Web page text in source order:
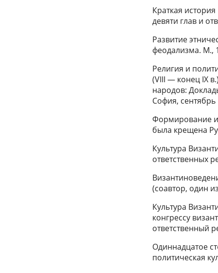
Краткая
девяти глав и
Развитие
феодализма. М.,
Религия и
(VIII — конец IX
народов:
София, сентябрь
Формирование и
была крещена
Культура
ответственных
(соавтор, один
Культура
конгрессу
ответственный
Одиннадцатое
политическая